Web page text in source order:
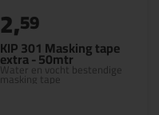
KIP 301 Masking tape
extra - 50mtr
Water en vocht bestendige
masking tape
2,59